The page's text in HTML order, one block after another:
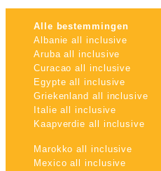
Alle bestemmingen
Albanie all inclusive
Aruba all inclusive
Curacao all inclusive
Egypte all inclusive
Griekenland all inclusive
Italie all inclusive
Kaapverdie all inclusive
Marokko all inclusive
Mexico all inclusive